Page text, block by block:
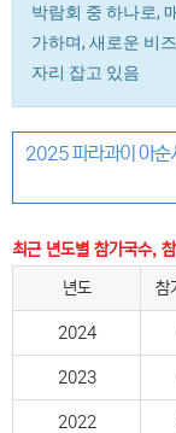
박람회 중 하나로,
가하며, 새로운 비
자리 잡고 있음
2025 파라과이 아순
최근 년도별 참가국수,
년도
참
2024
2023
2022